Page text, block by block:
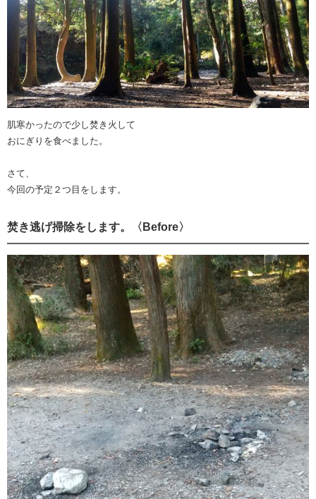
肌寒かったので少し焚き火して
おにぎりを食べました。
さて、
今回の予定２つ目をします。
焚き逃げ掃除をします。〈Before〉